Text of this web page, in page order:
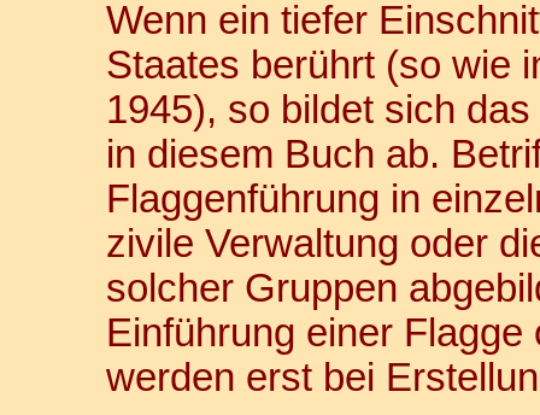
Wenn ein tiefer
Staates berührt (so wie
1945), so bildet sich
in diesem Buch ab.
Flaggenführung in
zivile Verwaltung oder
solcher Gruppen
Einführung einer
werden erst bei